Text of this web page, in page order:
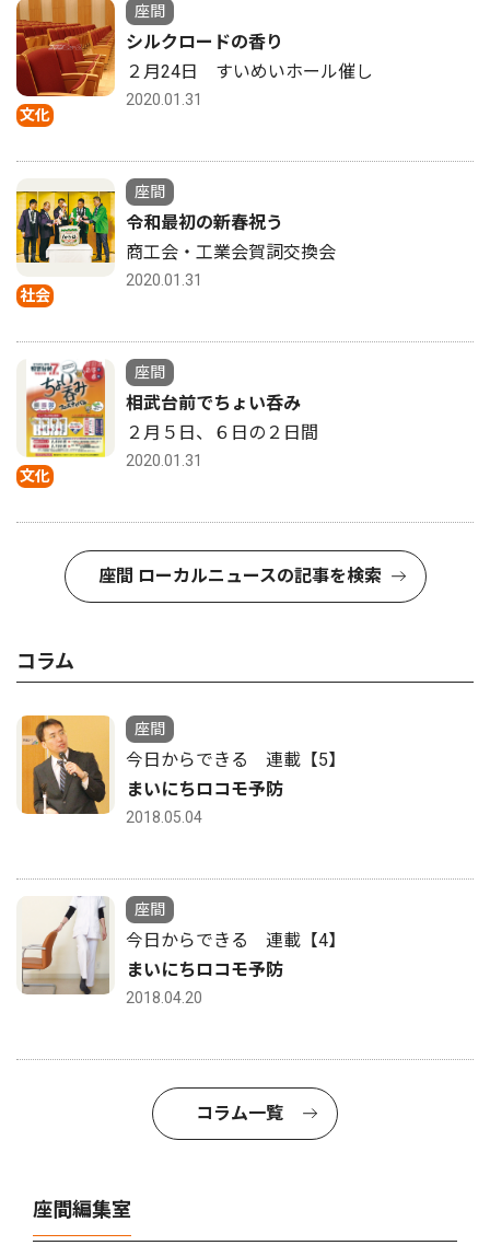
文化
座間
シルクロードの香り
２月24日 すいめいホール催し
2020.01.31
社会
座間
令和最初の新春祝う
商工会・工業会賀詞交換会
2020.01.31
文化
座間
相武台前でちょい呑み
２月５日、６日の２日間
2020.01.31
座間 ローカルニュースの記事を検索
コラム
座間
今日からできる 連載【5】
まいにちロコモ予防
2018.05.04
座間
今日からできる 連載【4】
まいにちロコモ予防
2018.04.20
コラム一覧
座間編集室